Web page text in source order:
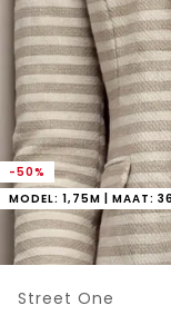
-50%
MODEL: 1,75M | MAAT: 36
Street One